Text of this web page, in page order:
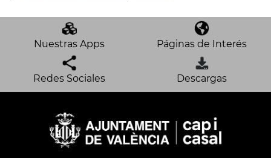
Nuestras Apps Páginas de Interés
Redes Sociales Descargas